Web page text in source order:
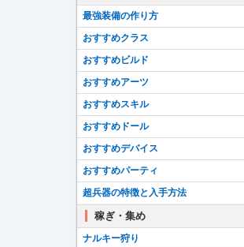
最強装備の作り方
おすすめクラス
おすすめビルド
おすすめアーツ
おすすめスキル
おすすめドール
おすすめデバイス
おすすめパーティ
超兵器の特徴と入手方法
稼ぎ・集め
ナルキー狩り